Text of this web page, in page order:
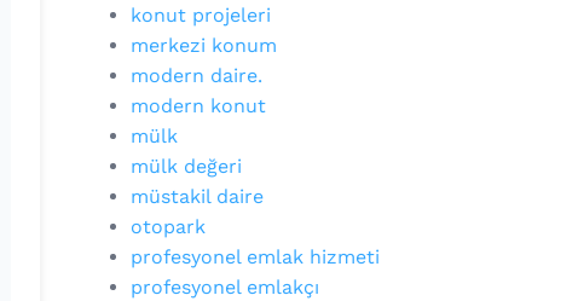
konut projeleri
merkezi konum
modern daire.
modern konut
mülk
mülk değeri
müstakil daire
otopark
profesyonel emlak hizmeti
profesyonel emlakçı